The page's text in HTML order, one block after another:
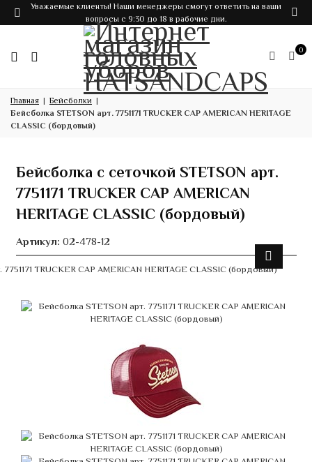
Уважаемые клиенты! Наши менеджеры смогут ответить на ваши
вопросы с 9:30 до 18 в рабочие дни.
0
Главная
Бейсболки
Бейсболка STETSON арт. 7751171 TRUCKER CAP AMERICAN HERITAGE
CLASSIC (бордовый)
Бейсболка с сеточкой STETSON арт.
7751171 TRUCKER CAP AMERICAN
HERITAGE CLASSIC (бордовый)
Артикул: 02-478-12